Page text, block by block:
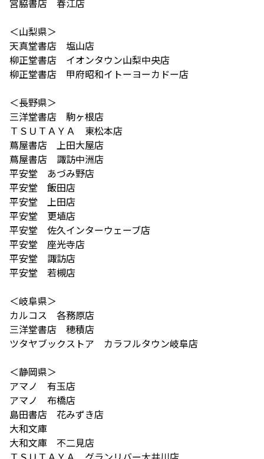
宮脇書店 春江店
＜山梨県＞
天真堂書店 塩山店
柳正堂書店 イオンタウン山梨中央店
柳正堂書店 甲府昭和イトーヨーカドー店
＜長野県＞
三洋堂書店 駒ヶ根店
ＴＳＵＴＡＹＡ 東松本店
蔦屋書店 上田大屋店
蔦屋書店 諏訪中洲店
平安堂 あづみ野店
平安堂 飯田店
平安堂 上田店
平安堂 更埴店
平安堂 佐久インターウェーブ店
平安堂 座光寺店
平安堂 諏訪店
平安堂 若槻店
＜岐阜県＞
カルコス 各務原店
三洋堂書店 穂積店
ツタヤブックストア カラフルタウン岐阜店
＜静岡県＞
アマノ 有玉店
アマノ 布橋店
島田書店 花みずき店
大和文庫
大和文庫 不二見店